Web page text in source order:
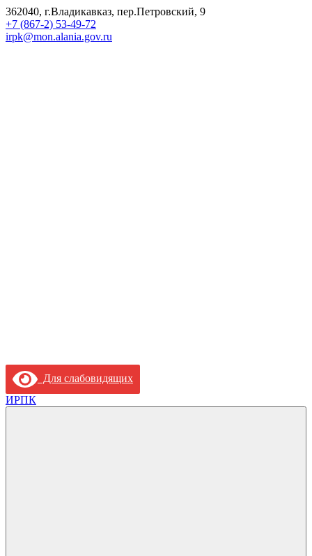
362040, г.Владикавказ, пер.Петровский, 9
+7 (867-2) 53-49-72
irpk@mon.alania.gov.ru
Для слабовидящих
ИРПК